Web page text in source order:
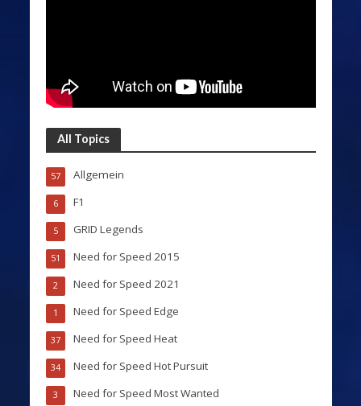
All Topics
Allgemein
57
F1
6
GRID Legends
5
Need for Speed 2015
51
Need for Speed 2021
2
Need for Speed Edge
1
Need for Speed Heat
37
Need for Speed Hot Pursuit
34
Need for Speed Most Wanted
3